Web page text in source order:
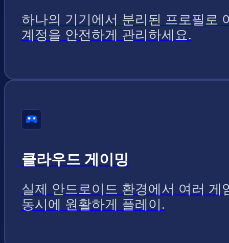
하나의 기기에서 분리된 프로필로
계정을 안전하게 관리하세요.
클라우드 게이밍
실제 안드로이드 환경에서 여러 게
동시에 원활하게 플레이.